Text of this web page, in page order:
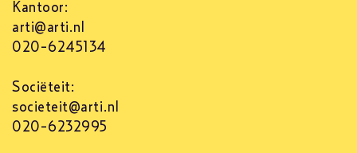
Kantoor:
arti@arti.nl
020-6245134
Sociëteit:
societeit@arti.nl
020-6232995